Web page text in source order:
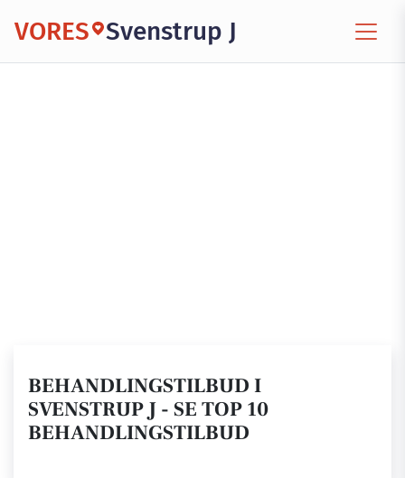
VORES Svenstrup J
BEHANDLINGSTILBUD I
SVENSTRUP J - SE TOP 10
BEHANDLINGSTILBUD